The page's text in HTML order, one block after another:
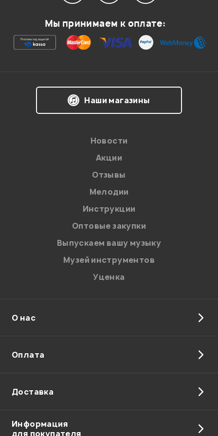
Ваша оценка:
на обработку персональных данных в
Политикой в отношении обработки
персональных данных.
Введите проверочное число:
Отправить
Мы принимаем к оплате:
Наши магазины
Новости
Акции
Отзывы
Мелодии
Инструкции
Оптовые закупки
Выпускаем вашу музыку
Музей инструментов
Уценка
О нас
Оплата
Доставка
Информация
для покупателя